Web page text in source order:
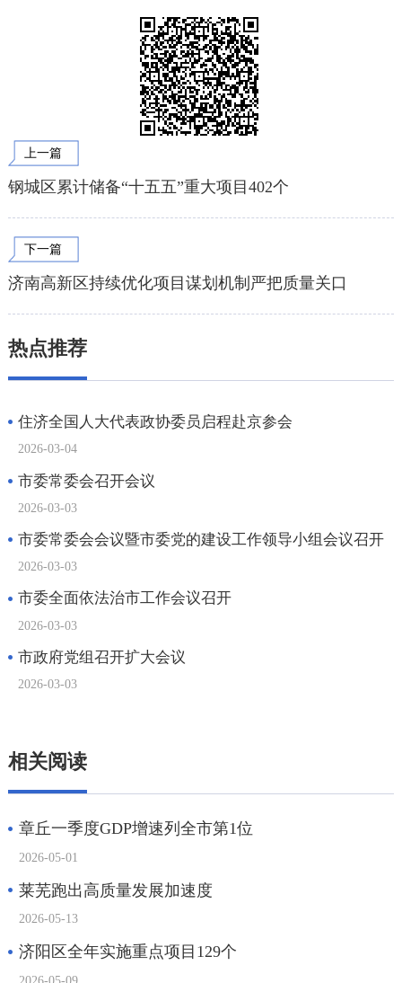
上一篇
钢城区累计储备“十五五”重大项目402个
下一篇
济南高新区持续优化项目谋划机制严把质量关口
热点推荐
相关阅读
章丘一季度GDP增速列全市第1位
2026-05-01
莱芜跑出高质量发展加速度
2026-05-13
济阳区全年实施重点项目129个
2026-05-09